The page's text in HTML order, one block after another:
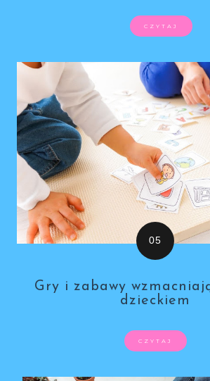
CZYTAJ
Gry i zabawy
dzieckiem
CZYTAJ